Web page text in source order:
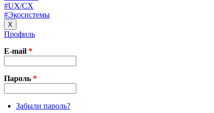
#UX/CX
#Экосистемы
X
Профиль
E-mail *
Пароль *
Забыли пароль?